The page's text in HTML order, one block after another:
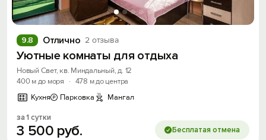
Отлично 2 отзыва
9.8
Уютные комнаты для отдыха
Новый Свет, кв. Миндальный, д. 12
400 м до моря
· 478 м до центра
Кухня
Парковка Мангал
за 1 сутки
3 500 руб. Бесплатая отмена